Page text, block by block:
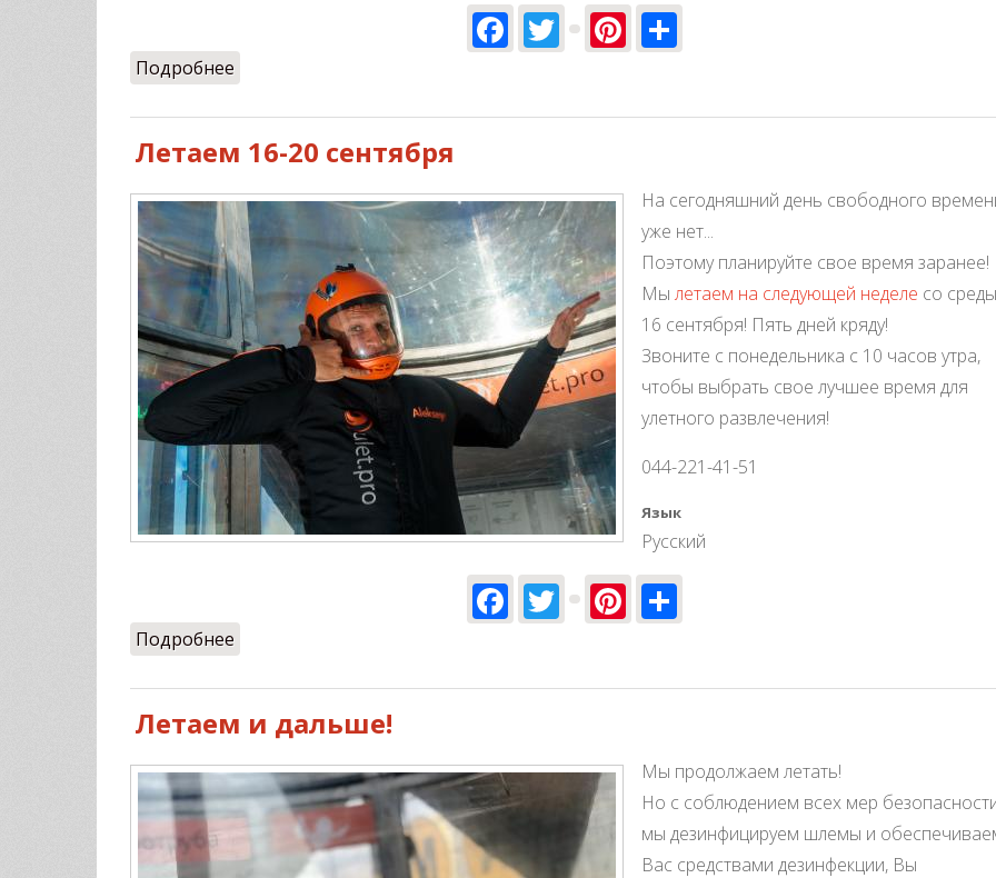
Facebook
TwitterPinterest
Подробнее
Летаем 16-20 сентября
На сегодняшний день свободного
уже нет...
Поэтому планируйте свое время заранее!
Мы летаем на следующей неделе со
16 сентября! Пять дней кряду!
Звоните с понедельника с 10 часов утра,
чтобы выбрать свое лучшее время для
улетного развлечения!
044-221-41-51
Язык
Русский
Facebook
TwitterPinterest
Подробнее
Летаем и дальше!
Мы продолжаем летать!
Но с соблюдением всех мер
мы дезинфицируем шлемы и
Вас средствами дезинфекции, Вы